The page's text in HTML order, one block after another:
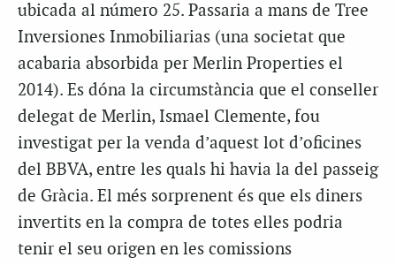
ubicada al número 25. Passaria a mans de Tree
Inversiones Inmobiliarias (una societat que
acabaria absorbida per Merlin Properties el
2014). Es dóna la circumstància que el conseller
delegat de Merlin, Ismael Clemente, fou
investigat per la venda d’aquest lot d’oficines
del BBVA, entre les quals hi havia la del passeig
de Gràcia. El més sorprenent és que els diners
invertits en la compra de totes elles podria
tenir el seu origen en les comissions